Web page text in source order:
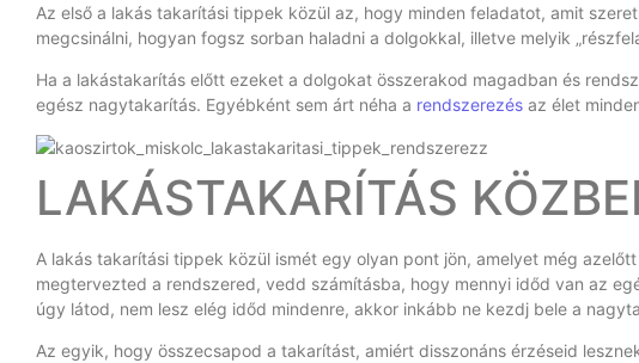
Az első a lakás takarítási tippek közül az, hogy minden feladatot, amit
megcsinálni, hogyan fogsz sorban haladni a dolgokkal, illetve melyik
Ha a lakástakarítás előtt ezeket a dolgokat összerakod magadban és
egész nagytakarítás. Egyébként sem árt néha a rendszerezés az élet
LAKÁSTAKARÍTÁS
A lakás takarítási tippek közül ismét egy olyan pont jön, amelyet még
megtervezted a rendszered, vedd számításba, hogy mennyi időd van az
úgy látod, nem lesz elég időd mindenre, akkor inkább ne kezdj bele a
Az egyik, hogy összecsapod a takarítást, amiért disszonáns érzéseid